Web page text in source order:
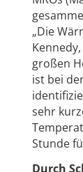
„Die
großen
ist bei
sehr
Stunde
Durch